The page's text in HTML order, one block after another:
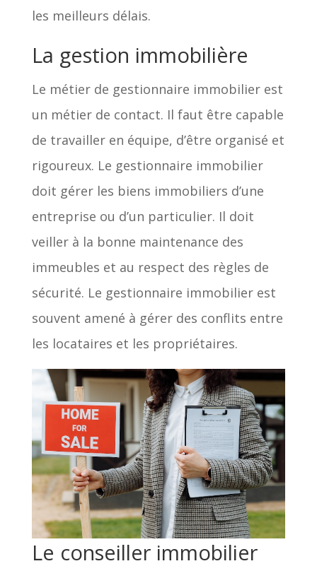
les meilleurs délais.
La gestion immobilière
Le métier de gestionnaire immobilier est
un métier de contact. Il faut être capable
de travailler en équipe, d’être organisé et
rigoureux. Le gestionnaire immobilier
doit gérer les biens immobiliers d’une
entreprise ou d’un particulier. Il doit
veiller à la bonne maintenance des
immeubles et au respect des règles de
sécurité. Le gestionnaire immobilier est
souvent amené à gérer des conflits entre
les locataires et les propriétaires.
Le conseiller immobilier